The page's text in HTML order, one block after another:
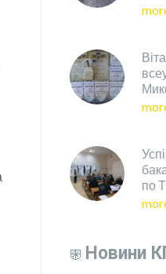
по
Новини